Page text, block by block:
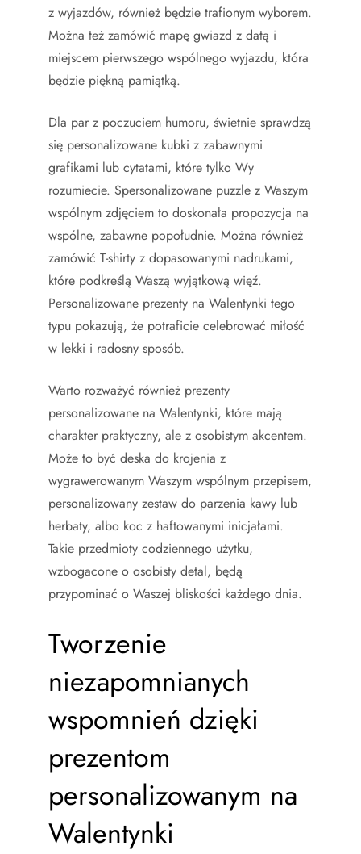
z wyjazdów, również będzie trafionym wyborem.
Można też zamówić mapę gwiazd z datą i
miejscem pierwszego wspólnego wyjazdu, która
będzie piękną pamiątką.
Dla par z poczuciem humoru, świetnie sprawdzą
się personalizowane kubki z zabawnymi
grafikami lub cytatami, które tylko Wy
rozumiecie. Spersonalizowane puzzle z Waszym
wspólnym zdjęciem to doskonała propozycja na
wspólne, zabawne popołudnie. Można również
zamówić T-shirty z dopasowanymi nadrukami,
które podkreślą Waszą wyjątkową więź.
Personalizowane prezenty na Walentynki tego
typu pokazują, że potraficie celebrować miłość
w lekki i radosny sposób.
Warto rozważyć również prezenty
personalizowane na Walentynki, które mają
charakter praktyczny, ale z osobistym akcentem.
Może to być deska do krojenia z
wygrawerowanym Waszym wspólnym przepisem,
personalizowany zestaw do parzenia kawy lub
herbaty, albo koc z haftowanymi inicjałami.
Takie przedmioty codziennego użytku,
wzbogacone o osobisty detal, będą
przypominać o Waszej bliskości każdego dnia.
Tworzenie
niezapomnianych
wspomnień dzięki
prezentom
personalizowanym na
Walentynki